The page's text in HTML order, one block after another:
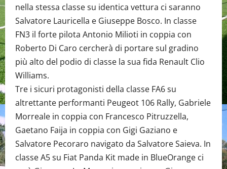
nella stessa classe su identica vettura ci saranno
Salvatore Lauricella e Giuseppe Bosco. In classe
FN3 il forte pilota Antonio Milioti in coppia con
Roberto Di Caro cercherà di portare sul gradino
più alto del podio di classe la sua fida Renault Clio
Williams.
Tre i sicuri protagonisti della classe FA6 su
altrettante performanti Peugeot 106 Rally, Gabriele
Morreale in coppia con Francesco Pitruzzella,
Gaetano Faija in coppia con Gigi Gaziano e
Salvatore Pecoraro navigato da Salvatore Saieva. In
classe A5 su Fiat Panda Kit made in BlueOrange ci